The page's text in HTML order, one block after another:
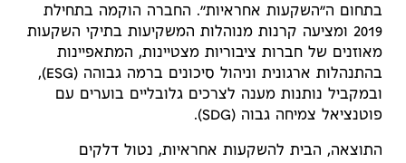
בתחום ה״השקעות אחראיות״. החברה הוקמה בתחילת
2019 ומציעה קרנות מנוהלות המשקיעות בתיקי השקעות
מאוזנים של חברות ציבוריות מצטיינות, המתאפיינות
בהתנהלות ארגונית וניהול סיכונים ברמה גבוהה (ESG),
ובמקביל נותנות מענה לצרכים גלובליים בוערים עם
פוטנציאל צמיחה גבוה (SDG).
התוצאה, הבית להשקעות אחראיות, נטול דלקים